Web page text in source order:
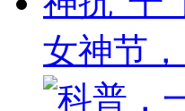
女神节